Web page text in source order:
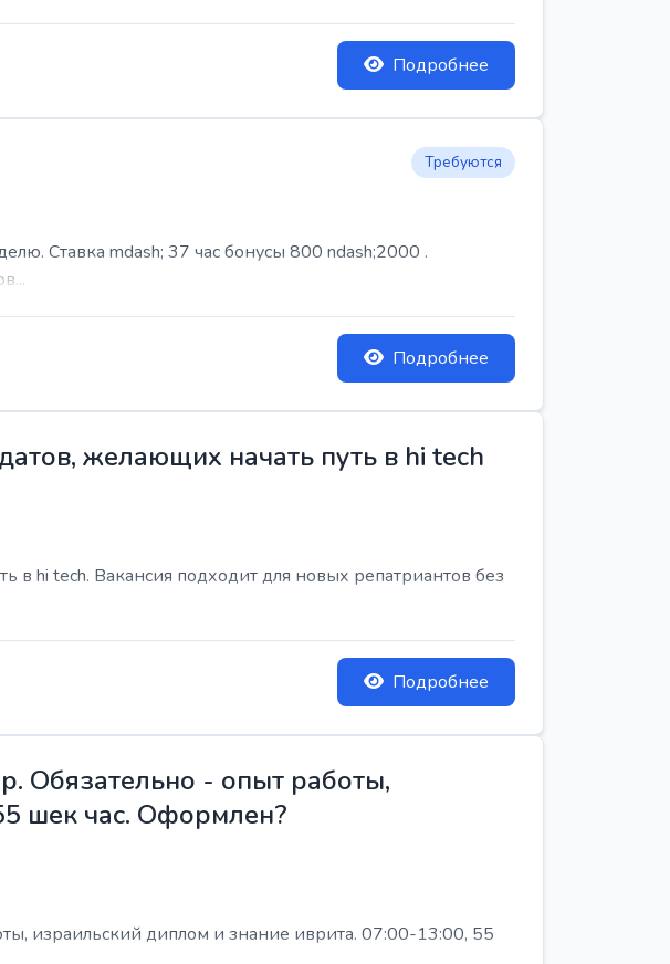
Подробнее
Требуются
Ставка mdash; 37 час бонусы 800 ndash;2000 .
Подробнее
желающих начать путь в hi tech
в hi tech. Вакансия подходит для новых репатриантов без
Подробнее
Обязательно - опыт работы,
шек час. Оформлен?
израильский диплом и знание иврита. 07:00-13:00, 55